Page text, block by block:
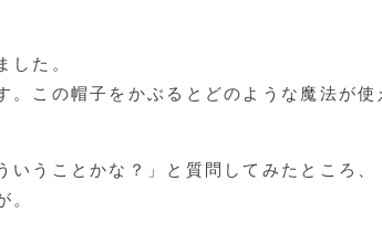
した。
。この帽子をかぶるとどのような魔法が
いうことかな？」と質問してみたところ
。